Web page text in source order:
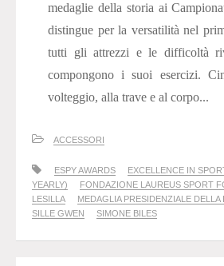
medaglie della storia ai
distingue per la versatilità nel
tutti gli attrezzi e le difficoltà
compongono i suoi esercizi.
volteggio, alla trave e al corpo...
ACCESSORI
ESPY AWARDS
EXCELLENCE IN
YEARLY)
FONDAZIONE LAUREUS SPORT
LESILLA
MEDAGLIA PRESIDENZIALE DELLA
SILLE GWEN
SIMONE BILES